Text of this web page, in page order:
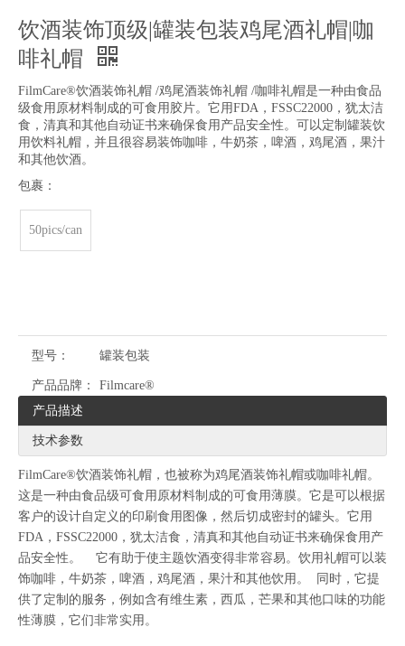
饮酒装饰顶级|罐装包装鸡尾酒礼帽|咖
啡礼帽
FilmCare®饮酒装饰礼帽 /鸡尾酒装饰礼帽 /咖啡礼帽是一种由食品
级食用原材料制成的可食用胶片。它用FDA，FSSC22000，犹太洁
食，清真和其他自动证书来确保食用产品安全性。可以定制罐装饮
用饮料礼帽，并且很容易装饰咖啡，牛奶茶，啤酒，鸡尾酒，果汁
和其他饮酒。
包裹：
50pics/can
型号： 罐装包装
产品品牌：
Filmcare®
产品描述
技术参数
FilmCare®饮酒装饰礼帽，也被称为鸡尾酒装饰礼帽或咖啡礼帽。
这是一种由食品级可食用原材料制成的可食用薄膜。它是可以根据
客户的设计自定义的印刷食用图像，然后切成密封的罐头。它用
FDA，FSSC22000，犹太洁食，清真和其他自动证书来确保食用产
品安全性。 它有助于使主题饮酒变得非常容易。饮用礼帽可以装
饰咖啡，牛奶茶，啤酒，鸡尾酒，果汁和其他饮用。 同时，它提
供了定制的服务，例如含有维生素，西瓜，芒果和其他口味的功能
性薄膜，它们非常实用。